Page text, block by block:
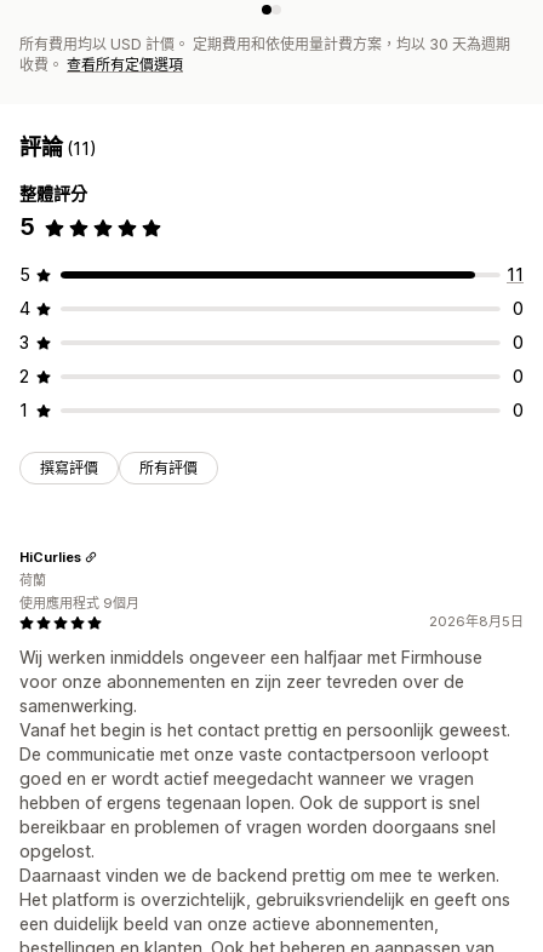
所有費用均以 USD 計價。 定期費用和依使用量計費方案，均以 30 天為週期
收費。 查看所有定價選項
評論(11)
整體評分
5
5
11
4
0
3
0
2
0
1
0
撰寫評價 所有評價
2026年8月5日
Wij werken inmiddels ongeveer een halfjaar met Firmhouse
voor onze abonnementen en zijn zeer tevreden over de
samenwerking.
Vanaf het begin is het contact prettig en persoonlijk geweest.
De communicatie met onze vaste contactpersoon verloopt
goed en er wordt actief meegedacht wanneer we vragen
hebben of ergens tegenaan lopen. Ook de support is snel
bereikbaar en problemen of vragen worden doorgaans snel
opgelost.
Daarnaast vinden we de backend prettig om mee te werken.
Het platform is overzichtelijk, gebruiksvriendelijk en geeft ons
een duidelijk beeld van onze actieve abonnementen,
HiCurlies
荷蘭
使用應用程式 9個月